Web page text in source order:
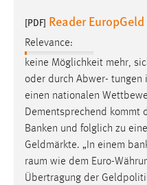
[PDF] Reader EuropGeld
Relevance:
keine Möglichkeit mehr,
oder durch Abwer- tungen
einen nationalen
Dementsprechend kommt
Banken und folglich zu
Geldmärkte. „In einem
raum wie dem Euro-
Übertragung der